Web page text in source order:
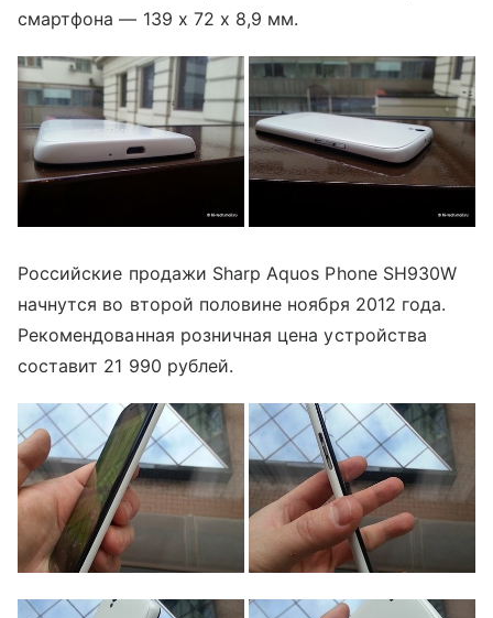
смартфона — 139 х 72 х 8,9 мм.
Российские продажи Sharp Aquos Phone SH930W
начнутся во второй половине ноября 2012 года.
Рекомендованная розничная цена устройства
составит 21 990 рублей.